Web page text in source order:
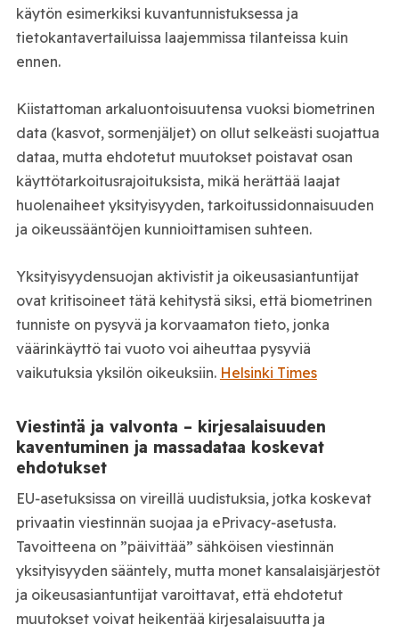
käytön esimerkiksi kuvantunnistuksessa ja
tietokantavertailuissa laajemmissa tilanteissa kuin
ennen.
Kiistattoman arkaluontoisuutensa vuoksi biometrinen
data (kasvot, sormenjäljet) on ollut selkeästi suojattua
dataa, mutta ehdotetut muutokset poistavat osan
käyttötarkoitusrajoituksista, mikä herättää laajat
huolenaiheet yksityisyyden, tarkoitussidonnaisuuden
ja oikeussääntöjen kunnioittamisen suhteen.
Yksityisyydensuojan aktivistit ja oikeusasiantuntijat
ovat kritisoineet tätä kehitystä siksi, että biometrinen
tunniste on pysyvä ja korvaamaton tieto, jonka
väärinkäyttö tai vuoto voi aiheuttaa pysyviä
vaikutuksia yksilön oikeuksiin. Helsinki Times
Viestintä ja valvonta – kirjesalaisuuden
kaventuminen ja massadataa koskevat
ehdotukset
EU‑asetuksissa on vireillä uudistuksia, jotka koskevat
privaatin viestinnän suojaa ja ePrivacy‑asetusta.
Tavoitteena on ”päivittää” sähköisen viestinnän
yksityisyyden sääntely, mutta monet kansalaisjärjestöt
ja oikeusasiantuntijat varoittavat, että ehdotetut
muutokset voivat heikentää kirjesalaisuutta ja